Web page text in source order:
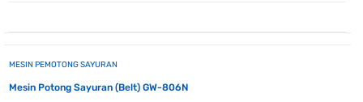
MESIN PEMOTONG SAYURAN
Mesin Potong Sayuran (Belt) GW-806N